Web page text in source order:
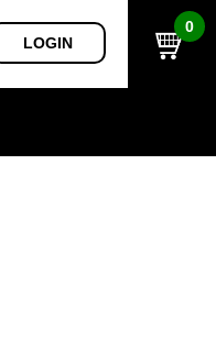
LOGIN
0